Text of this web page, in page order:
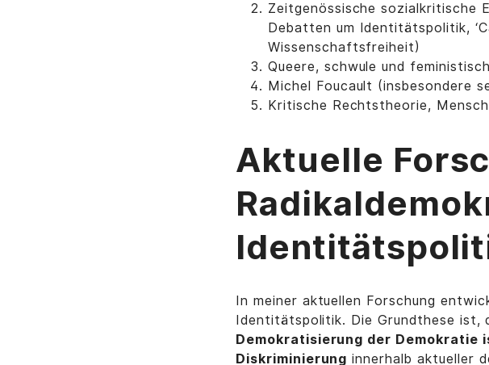
Zeitgenössische sozialkritische
Debatten um Identitätspolitik,
Wissenschaftsfreiheit)
Queere, schwule und
Michel Foucault (insbesondere
Kritische Rechtstheorie,
Aktuelle
In meiner aktuellen Forschung
Identitätspolitik. Die Grundthese ist,
Demokratisierung der Demokratie
Diskriminierung innerhalb aktueller